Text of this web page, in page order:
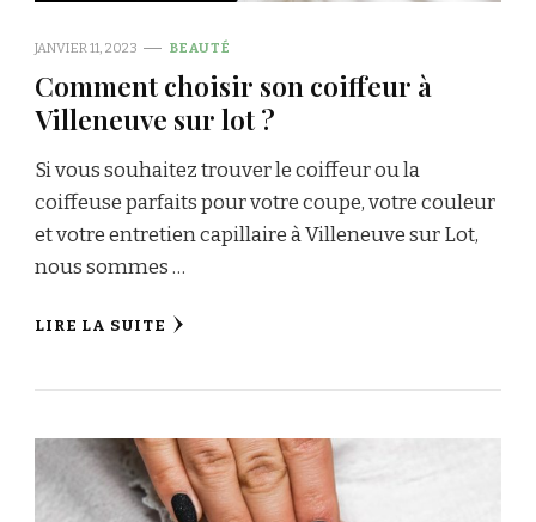
JANVIER 11, 2023 BEAUTÉ
Comment choisir son coiffeur à
Villeneuve sur lot ?
Si vous souhaitez trouver le coiffeur ou la
coiffeuse parfaits pour votre coupe, votre couleur
et votre entretien capillaire à Villeneuve sur Lot,
nous sommes …
LIRE LA SUITE